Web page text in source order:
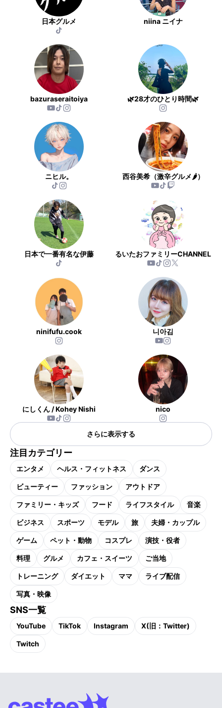
日本グルメ niina ニイナ
bazuraseraitoiya 🌿28才のひとり時間🌿
ニヒル。 西谷美希（激辛グルメ🌶️）
日本で一番有名な伊藤 るいたおファミリーCHANNEL
ninifufu.cook 니아김
にしくん / Kohey Nishi nico
さらに表示する
注目カテゴリー
エンタメ ヘルス・フィットネス ダンス
ビューティー ファッション アウトドア
ファミリー・キッズ フード ライフスタイル 音楽
ビジネス スポーツ モデル 旅 夫婦・カップル
ゲーム ペット・動物 コスプレ 演技・役者
料理 グルメ カフェ・スイーツ ご当地
トレーニング ダイエット ママ ライブ配信
写真・映像
SNS一覧
YouTube TikTok Instagram X(旧：Twitter)
Twitch